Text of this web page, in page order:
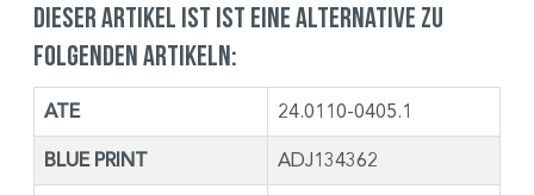
Dieser Artikel ist ist eine Alternative zu
folgenden Artikeln:
ATE 24.0110-0405.1
BLUE PRINT ADJ134362